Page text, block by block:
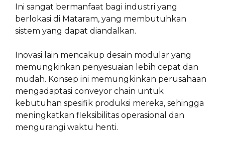
Ini sangat bermanfaat bagi industri yang
berlokasi di Mataram, yang membutuhkan
sistem yang dapat diandalkan.
Inovasi lain mencakup desain modular yang
memungkinkan penyesuaian lebih cepat dan
mudah. Konsep ini memungkinkan perusahaan
mengadaptasi conveyor chain untuk
kebutuhan spesifik produksi mereka, sehingga
meningkatkan fleksibilitas operasional dan
mengurangi waktu henti.